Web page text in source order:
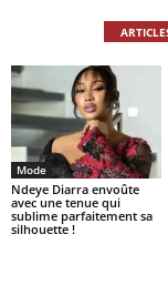
Mode
Ndeye Diarra envoûte
avec une tenue qui
sublime parfaitement sa
silhouette !